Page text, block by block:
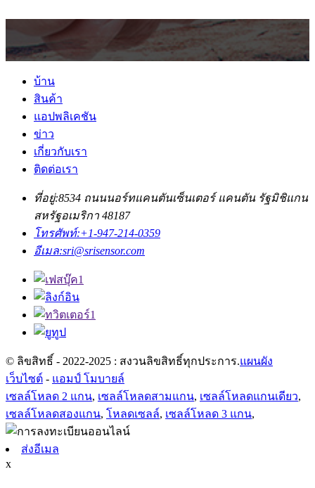
บ้าน
สินค้า
แอปพลิเคชัน
ข่าว
เกี่ยวกับเรา
ติดต่อเรา
ที่อยู่:
สหรัฐอเมริกา 48187
โทรศัพท์:
อีเมล:
sri@srisensor.com
© ลิขสิทธิ์ - 2022-2025 : สงวนลิขสิทธิ์ทุกประการ.
เว็บไซต์-แอมป์ โมบายล์
เซลล์โหลด 2 แกน
เซลล์โหลดสองแกน
โหลดเซลล์ ,เซลล์โหลด 3 แกน
ส่งอีเมล
x
ฝากข้อความของคุณ: